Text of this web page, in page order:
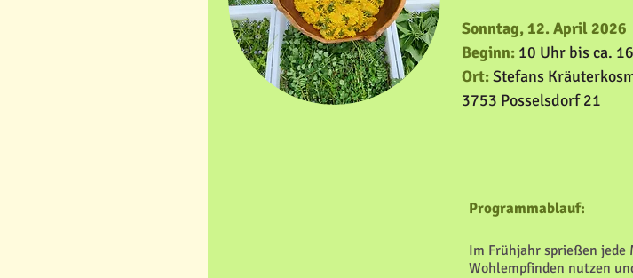
Sonntag, 12. April 2026
Beginn: 10 Uhr bis ca.
Ort:Stefans
3753 Posselsdorf 21
Programmablauf:
Im Frühjahr sprießen jede
Wohlempfinden nutzen